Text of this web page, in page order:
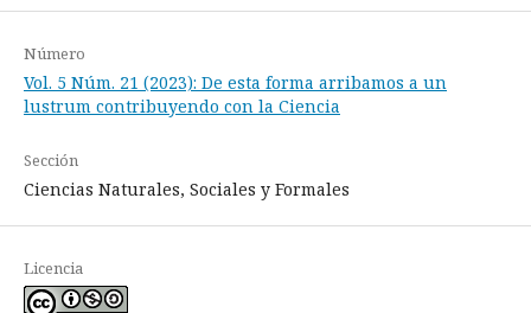
Número
Vol. 5 Núm. 21 (2023): De esta forma arribamos a un
lustrum contribuyendo con la Ciencia
Sección
Ciencias Naturales, Sociales y Formales
Licencia